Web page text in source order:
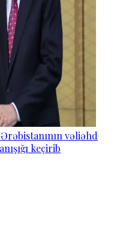
vəliəhd
keçirib